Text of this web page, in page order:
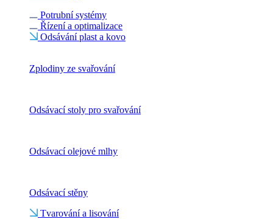
Potrubní systémy
Řízení a optimalizace
Odsávání plast a kovo
Zplodiny ze svařování
Odsávací stoly pro svařování
Odsávací olejové mlhy
Odsávací stěny
Tvarování a lisování